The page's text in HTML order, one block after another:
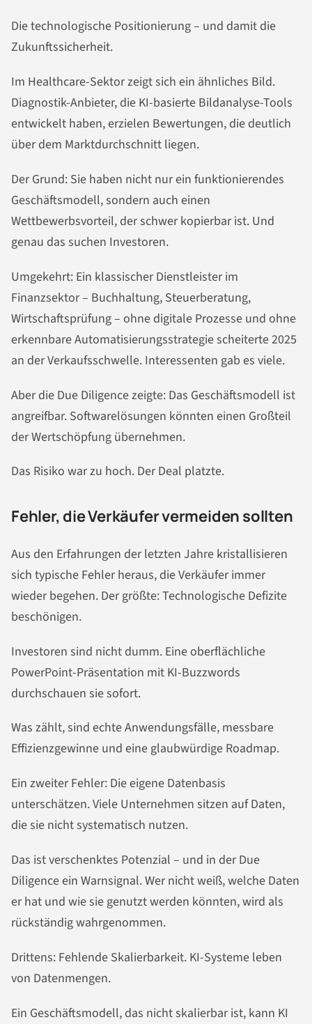
Die technologische Positionierung – und damit die
Zukunftssicherheit.
Im Healthcare-Sektor zeigt sich ein ähnliches Bild.
Diagnostik-Anbieter, die KI-basierte Bildanalyse-Tools
entwickelt haben, erzielen Bewertungen, die deutlich
über dem Marktdurchschnitt liegen.
Der Grund: Sie haben nicht nur ein funktionierendes
Geschäftsmodell, sondern auch einen
Wettbewerbsvorteil, der schwer kopierbar ist. Und
genau das suchen Investoren.
Umgekehrt: Ein klassischer Dienstleister im
Finanzsektor – Buchhaltung, Steuerberatung,
Wirtschaftsprüfung – ohne digitale Prozesse und ohne
erkennbare Automatisierungsstrategie scheiterte 2025
an der Verkaufsschwelle. Interessenten gab es viele.
Aber die Due Diligence zeigte: Das Geschäftsmodell ist
angreifbar. Softwarelösungen könnten einen Großteil
der Wertschöpfung übernehmen.
Das Risiko war zu hoch. Der Deal platzte.
Fehler, die Verkäufer vermeiden sollten
Aus den Erfahrungen der letzten Jahre kristallisieren
sich typische Fehler heraus, die Verkäufer immer
wieder begehen. Der größte: Technologische Defizite
beschönigen.
Investoren sind nicht dumm. Eine oberflächliche
PowerPoint-Präsentation mit KI-Buzzwords
durchschauen sie sofort.
Was zählt, sind echte Anwendungsfälle, messbare
Effizienzgewinne und eine glaubwürdige Roadmap.
Ein zweiter Fehler: Die eigene Datenbasis
unterschätzen. Viele Unternehmen sitzen auf Daten,
die sie nicht systematisch nutzen.
Das ist verschenktes Potenzial – und in der Due
Diligence ein Warnsignal. Wer nicht weiß, welche Daten
er hat und wie sie genutzt werden könnten, wird als
rückständig wahrgenommen.
Drittens: Fehlende Skalierbarkeit. KI-Systeme leben
von Datenmengen.
Ein Geschäftsmodell, das nicht skalierbar ist, kann KI